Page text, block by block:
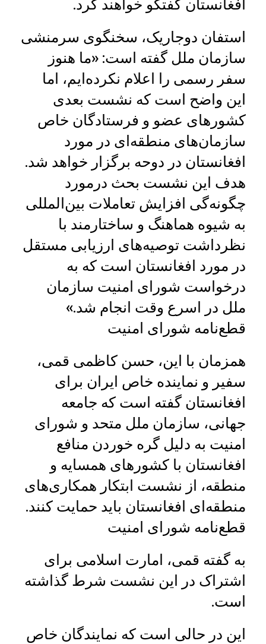
افغانستان گفتگو خواهند کرد.
استفان دوجاریک، سخنگوی سرمنشی
سازمان ملل گفته است: «ما هنوز
سفر رسمی را اعلام نکرده‌ایم، اما
این واضح است که نشست بعدی
کشورهای عضو و فرستادگان خاص
سازمان‌های منطقه‌ای در مورد
افغانستان در دوحه برگزار خواهد شد.
هدف این نشست بحث درمورد
چگونه‌گی افزایش تعاملات بین‌المللی
به شیوه هماهنگ و ساختارمند با
نظرداشت توصیه‌های ارزیابی مستقل
در مورد افغانستان است که به
درخواست شورای امنیت سازمان
ملل در اسرع وقت انجام شد.»
قطع‌نامه شورای امنیت
همزمان با این، حسن کاظمی قمی،
سفیر و نماینده خاص ایران برای
افغانستان گفته است که جامعه
جهانی، سازمان ملل متحد و شورای
امنیت به دلیل گره خوردن منافع
افغانستان با کشورهای همسایه و
منطقه، از نشست ابتکار همکاری‌های
منطقه‌ای افغانستان باید حمایت کنند.
قطع‌نامه شورای امنیت
به گفته‌ قمی، امارت اسلامی برای
اشتراک در این نشست شرط گذاشته
است.
این در حالی است که نمایندگان خاص